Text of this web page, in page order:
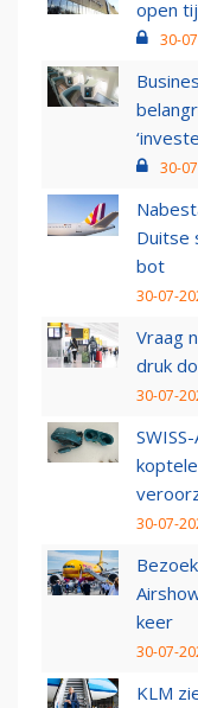
open
30-
30-
Duitse
bot
30-07-
Vraag
druk
30-07-
30-07-
keer
30-07-
KLM